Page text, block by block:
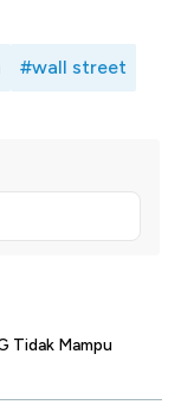
#wall street
Tidak Mampu